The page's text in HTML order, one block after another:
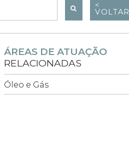
<
VOLTAR
ÁREAS DE ATUAÇÃO
RELACIONADAS
Óleo e Gás